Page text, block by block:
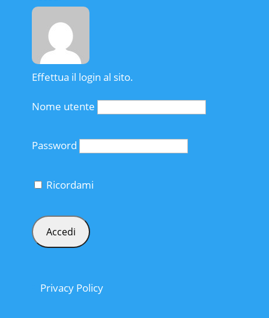
Effettua il login al sito.
Nome utente
Password
Ricordami
Privacy Policy